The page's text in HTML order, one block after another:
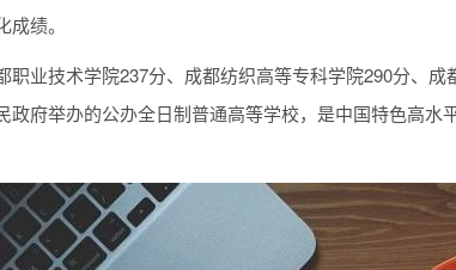
绩。
业技术学院237分、成都纺织高等专科学院290分、成
政府举办的公办全日制普通高等学校，是中国特色高